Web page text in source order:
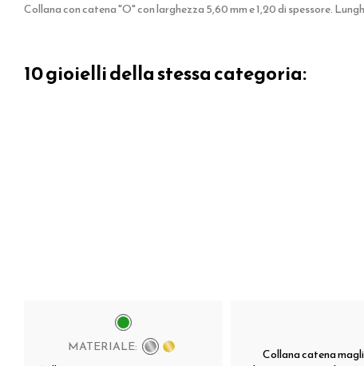
Collana con catena "O" con larghezza 5,60 mm e 1,20 di spessore.
10 gioielli della stessa categoria:
MATERIALE:
Collana catena